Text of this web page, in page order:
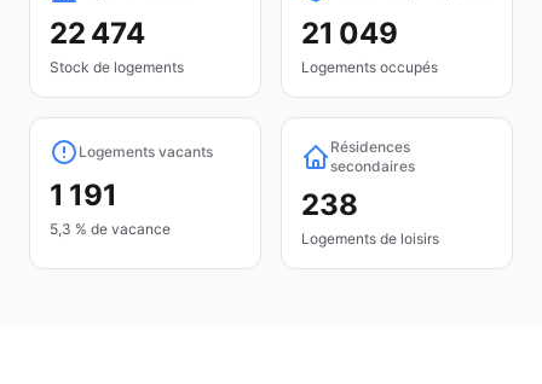
22 474
Stock de logements
21 049
Logements occupés
Logements vacants
1 191
5,3 % de vacance
Résidences
secondaires
238
Logements de loisirs